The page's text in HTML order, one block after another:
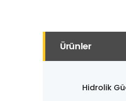
Ürünler
Hidrolik